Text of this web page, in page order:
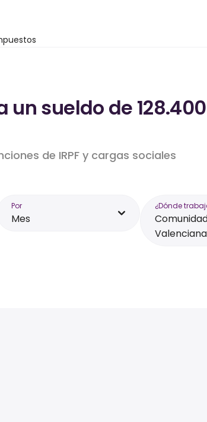
un sueldo de
de IRPF y cargas sociales
Por
Mes
¿Dónde
Valenciana